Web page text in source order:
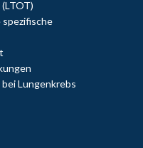
spezifische
Lungenkrebs